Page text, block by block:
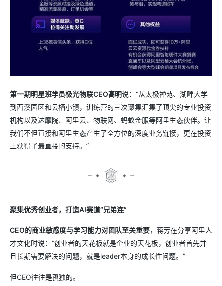
第一期明星班学员极光物联CEO高明说：“从太极禅苑、湖畔大学
到西溪园区和云栖小镇，训练营的三次聚集汇集了顶尖的专业投资
机构以及达摩院、阿里云、物联网、蚂蚁金服等阿里生态伙伴。让
我们不但直接和阿里生态产生了全方位的深度业务链接，更在投资
上获得了最直接的支持。”
聚集优秀创业者，打造AI赛道“兄弟连”
CEO的商业敏感度与学习能力对团队至关重要，蒋芳在分享阿里人
才文化时说：“创业者的天花板就是企业的天花板，创业者首先并
且长期需要解决的问题，就是leader本身的成长性问题。”
但CEO往往是孤独的。